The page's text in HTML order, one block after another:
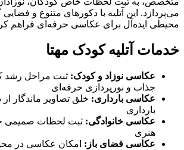
می‌پردازد. این آتلیه با دکورهای متنوع و
محیطی ایده‌آل برای عکاسی حرفه‌ای فراهم
خدمات آتلیه کودک مهتا
عکاسی نوزاد و کودک: ثبت مراحل رشد
جذاب و نورپردازی حرفه‌ای
عکاسی بارداری: خلق تصاویر ماندگار
بارداری
عکاسی خانوادگی: ثبت لحظات صمیمی
هنری
عکاسی فضای باز: امکان عکاسی در